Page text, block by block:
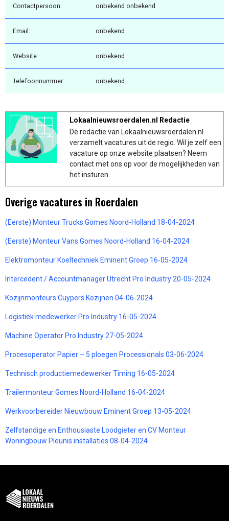
Contactpersoon: onbekend onbekend
Email: onbekend
Website: onbekend
Telefoonnummer: onbekend
Lokaalnieuwsroerdalen.nl Redactie
De redactie van Lokaalnieuwsroerdalen.nl
verzamelt vacatures uit de regio. Wil je zelf een
vacature op onze website plaatsen? Neem
contact met ons op voor de mogelijkheden van
het insturen.
Overige vacatures in Roerdalen
(Eerste) Monteur Trucks Gomes Noord-Holland 18-04-2024
(Eerste) Monteur Vans Gomes Noord-Holland 16-04-2024
Elektromonteur Koeltechniek Eminent Groep 16-05-2024
Intercedent / Accountmanager Utrecht Pro Industry 20-05-2024
Kozijnmonteurs Cuypers Kozijnen 04-06-2024
Logistiek medewerker Pro Industry 16-05-2024
Machine Operator Pro Industry 27-05-2024
Procesoperator Papier – 5 ploegen Processionals 03-06-2024
Technisch productiemedewerker Timing 16-05-2024
Trailermonteur Gomes Noord-Holland 16-04-2024
Werkvoorbereider Nieuwbouw Eminent Groep 13-05-2024
Zelfstandige en Enthousiaste Loodgieter en CV Monteur
Woningbouw Pleunis installaties 08-04-2024